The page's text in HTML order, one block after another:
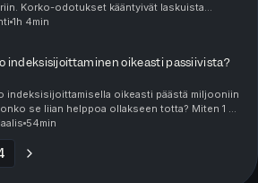
Korko-odotukset kääntyivät laskuista
Silti pörssi on tullut alas vain
1h 4min
indeksisijoittaminen oikeasti passiivista?
indeksisijoittamisella oikeasti päästä miljooniin
se liian helppoa ollakseen totta? Miten 1 %-
kuluero voi tarkoittaa miljoonia euroja pitkällä
Ja onko passiivinen...
54min